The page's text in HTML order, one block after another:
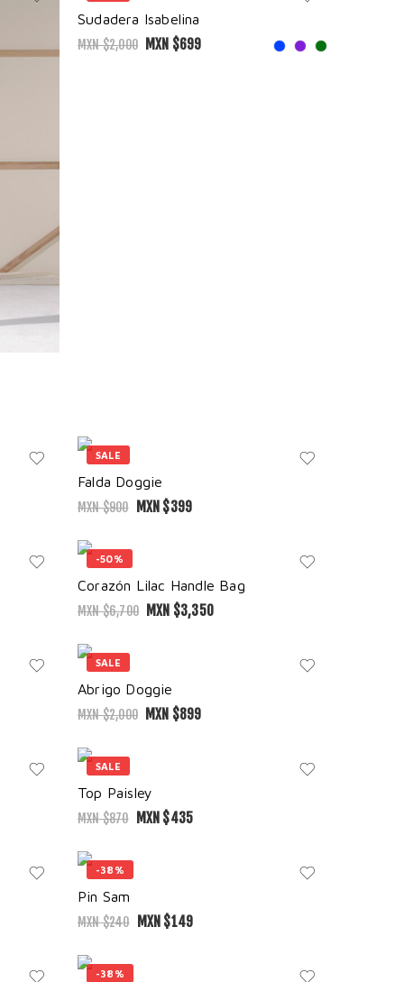
Sudadera Isabelina
MXN $2,000 MXN $699
SALE
Falda Doggie
MXN $900 MXN $399
-50%
Corazón Lilac Handle Bag
MXN $6,700 MXN $3,350
SALE
Abrigo Doggie
MXN $2,000 MXN $899
SALE
Top Paisley
MXN $870 MXN $435
-38%
Pin Sam
MXN $240 MXN $149
-38%